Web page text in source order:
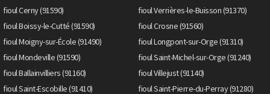
fioul Cerny (91590)
fioul Verrières-le-Buisson (91370)
fioul Boissy-le-Cutté (91590)
fioul Crosne (91560)
fioul Moigny-sur-École (91490)
fioul Longpont-sur-Orge (91310)
fioul Mondeville (91590)
fioul Saint-Michel-sur-Orge (91240)
fioul Ballainvilliers (91160)
fioul Villejust (91140)
fioul Saint-Escobille (91410)
fioul Saint-Pierre-du-Perray (91280)